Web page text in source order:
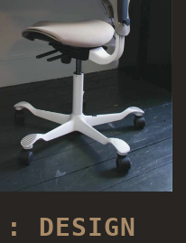
DESIGN